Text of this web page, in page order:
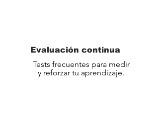
Evaluación continua
Tests frecuentes para medir
y reforzar tu aprendizaje.